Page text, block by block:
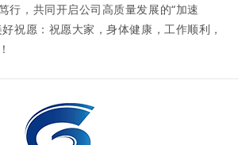
行，共同开启公司高质量发展的“加速
祝愿：祝愿大家，身体健康，工作顺利，